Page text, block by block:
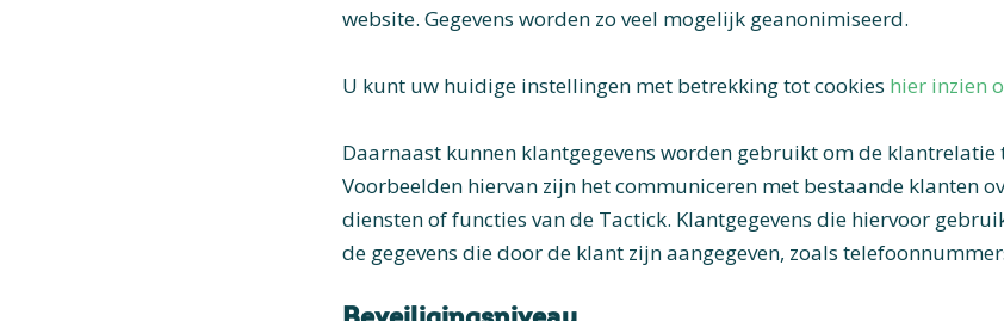
website. Gegevens worden zo veel mogelijk geanonimiseerd.
U kunt uw huidige instellingen met betrekking tot cookies hier inzien
Daarnaast kunnen klantgegevens worden gebruikt om de klantrelatie
Voorbeelden hiervan zijn het communiceren met bestaande klanten
diensten of functies van de Tactick. Klantgegevens die hiervoor
de gegevens die door de klant zijn aangegeven, zoals